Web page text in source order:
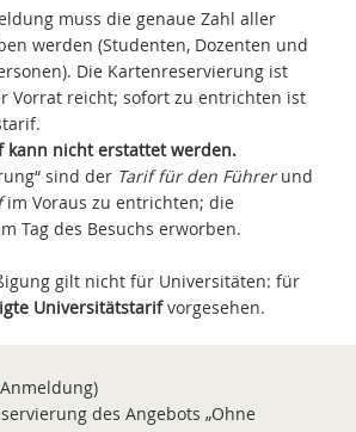
muss die genaue Zahl aller
werden (Studenten, Dozenten und
Die Kartenreservierung ist
Vorrat reicht; sofort zu entrichten ist
kann nicht erstattet werden.
sind der Tarif für den Führer und
im Voraus zu entrichten; die
Tag des Besuchs erworben.
gilt nicht für Universitäten: für
Universitätstarifvorgesehen.
des Angebots „Ohne